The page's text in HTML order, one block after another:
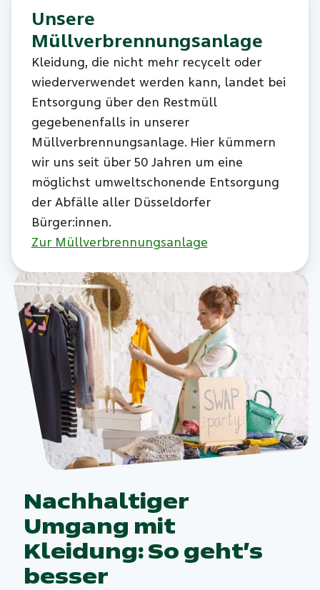
Unsere
Müllverbrennungsanlage
Kleidung, die nicht mehr recycelt oder
wiederverwendet werden kann, landet bei
Entsorgung über den Restmüll
gegebenenfalls in unserer
Müllverbrennungsanlage. Hier kümmern
wir uns seit über 50 Jahren um eine
möglichst umweltschonende Entsorgung
der Abfälle aller Düsseldorfer
Bürger:innen.
Zur Müllverbrennungsanlage
Nachhaltiger
Umgang mit
Kleidung: So geht’s
besser